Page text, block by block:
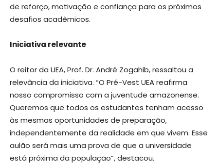
de reforço, motivação e confiança para os próximos
desafios acadêmicos.
Iniciativa relevante
O reitor da UEA, Prof. Dr. André Zogahib, ressaltou a
relevância da iniciativa. “O Pré-Vest UEA reafirma
nosso compromisso com a juventude amazonense.
Queremos que todos os estudantes tenham acesso
às mesmas oportunidades de preparação,
independentemente da realidade em que vivem. Esse
aulão será mais uma prova de que a universidade
está próxima da população”, destacou.